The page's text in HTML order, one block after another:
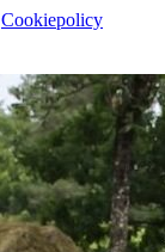
Cookiepolicy